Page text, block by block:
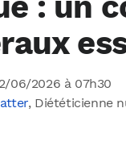
06/2026 à 07h30
, Diététicienne